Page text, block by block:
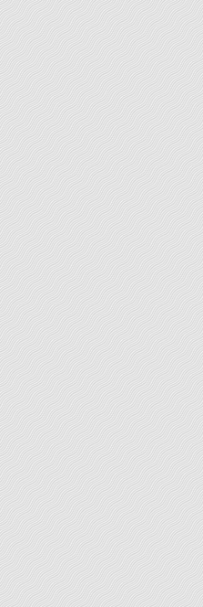
syntaxe, aux règles de la
correcteur se charge de
types, toujours
certaine longueur; celles-
LEARN MORE
Ecrits personnels
Vous avez terminé la
Vous souhaitez lui
améliorer le style afin de
lecteurs ? Optez dès lors
réécriture. Hormis la
d’orthographe ou de
remaniement de votre
[...]